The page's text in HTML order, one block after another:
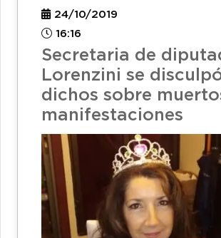
24/10/2019
16:16
Secretaria de
Lorenzini se
dichos sobre
manifestaciones